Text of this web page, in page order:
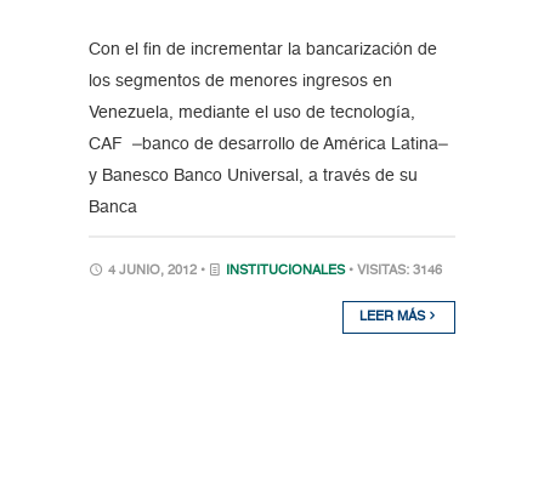
Con el fin de incrementar la bancarización de
los segmentos de menores ingresos en
Venezuela, mediante el uso de tecnología,
CAF –banco de desarrollo de América Latina–
y Banesco Banco Universal, a través de su
Banca
4 JUNIO, 2012 • INSTITUCIONALES • VISITAS: 3146
LEER MÁS